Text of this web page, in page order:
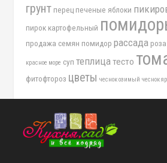
грунт перец печеные яблоки
пирок картофельный
продажа семян помидор рассада роза
красное море суп теплица тесто
фитофтороз цветы чеснок озимый чеснок